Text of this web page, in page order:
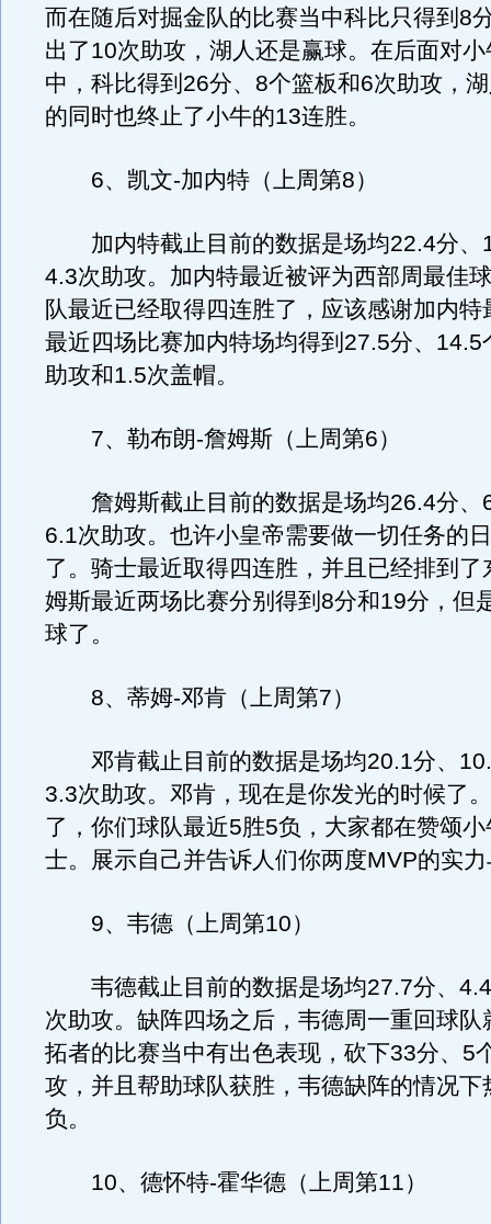
而在随后对掘金队的比赛当中科比只得到8
出了10次助攻，湖人还是赢球。在后面对
中，科比得到26分、8个篮板和6次助攻，
的同时也终止了小牛的13连胜。
6、凯文-加内特（上周第8）
加内特截止目前的数据是场均22.4分、
4.3次助攻。加内特最近被评为西部周最佳
队最近已经取得四连胜了，应该感谢加内特
最近四场比赛加内特场均得到27.5分、14.5
助攻和1.5次盖帽。
7、勒布朗-詹姆斯（上周第6）
詹姆斯截止目前的数据是场均26.4分、
6.1次助攻。也许小皇帝需要做一切任务的
了。骑士最近取得四连胜，并且已经排到了
姆斯最近两场比赛分别得到8分和19分，但
球了。
8、蒂姆-邓肯（上周第7）
邓肯截止目前的数据是场均20.1分、
3.3次助攻。邓肯，现在是你发光的时候了
了，你们球队最近5胜5负，大家都在赞颂
士。展示自己并告诉人们你两度MVP的实
9、韦德（上周第10）
韦德截止目前的数据是场均27.7分、
次助攻。缺阵四场之后，韦德周一重回球队
拓者的比赛当中有出色表现，砍下33分、5
攻，并且帮助球队获胜，韦德缺阵的情况下
负。
10、德怀特-霍华德（上周第11）